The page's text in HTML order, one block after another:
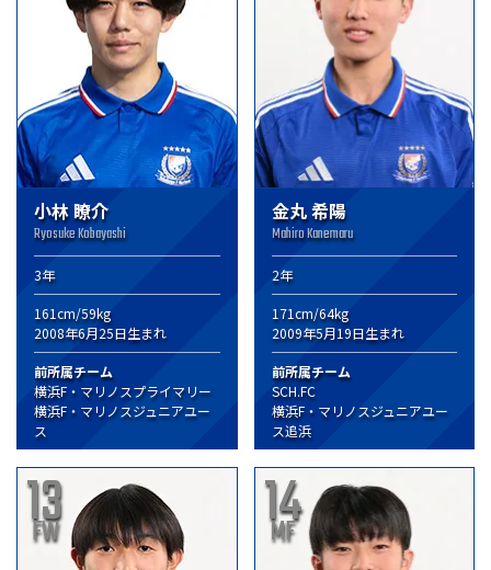
小林 瞭介
Ryosuke Kobayashi
3年
161cm/59kg
2008年6月25日生まれ
前所属チーム
横浜F・マリノスプライマリー
横浜F・マリノスジュニアユー
ス
金丸 希陽
Mahiro Kanemaru
2年
171cm/64kg
2009年5月19日生まれ
前所属チーム
SCH.FC
横浜F・マリノスジュニアユー
ス追浜
13
FW 14
MF